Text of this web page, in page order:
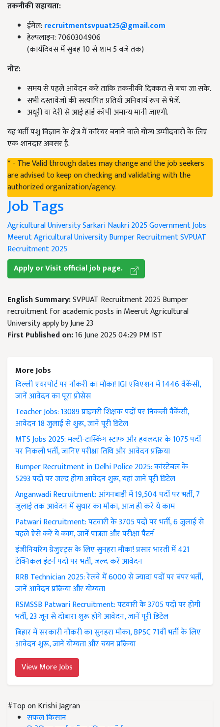
तकनीकी सहायता:
ईमेल: recruitmentsvpuat25@gmail.com
हेल्पलाइन: 7060304906
(कार्यदिवस में सुबह 10 से शाम 5 बजे तक)
नोट:
समय से पहले आवेदन करें ताकि तकनीकी दिक्कत से बचा जा सके.
सभी दस्तावेजों की सत्यापित प्रतियाँ अनिवार्य रूप से भेजें.
अधूरी या देरी से आई हार्ड कॉपी अमान्य मानी जाएगी.
यह भर्ती पशु विज्ञान के क्षेत्र में करियर बनाने वाले योग्य उम्मीदवारों के लिए
एक शानदार अवसर है.
* - The Valid through dates may change and the job seekers
are advised to keep on checking and validating with the
authorized organization/agency.
Job Tags
Agricultural UniversitySarkari Naukri 2025Government Jobs
Meerut Agricultural UniversityBumper RecruitmentSVPUAT
Recruitment 2025
Apply or Visit official job page.
English Summary:SVPUAT Recruitment 2025 Bumper
recruitment for academic posts in Meerut Agricultural
University apply by June 23
First Published on:16 June 2025 04:29 PM IST
More Jobs
दिल्ली एयरपोर्ट पर नौकरी का मौका! IGI एविएशन में 1446 वैकेंसी,
जानें आवेदन का पूरा प्रोसेस
Teacher Jobs: 13089 प्राइमरी शिक्षक पदों पर निकली वैकेंसी,
आवेदन 18 जुलाई से शुरू, जानें पूरी डिटेल
MTS Jobs 2025: मल्टी-टास्किंग स्टाफ और हवलदार के 1075 पदों
पर निकली भर्ती, जानिए परीक्षा तिथि और आवेदन प्रक्रिया
Bumper Recruitment in Delhi Police 2025: कांस्टेबल के
5293 पदों पर जल्द होगा आवेदन शुरू, यहां जानें पूरी डिटेल
Anganwadi Recruitment: आंगनबाड़ी में 19,504 पदों पर भर्ती, 7
जुलाई तक आवेदन में सुधार का मौका, आज ही करें ये काम
Patwari Recruitment: पटवारी के 3705 पदों पर भर्ती, 6 जुलाई से
पहले ऐसे करें ये काम, जानें पात्रता और परीक्षा पैटर्न
इंजीनियरिंग ग्रेजुएट्स के लिए सुनहरा मौका! प्रसार भारती में 421
टेक्निकल इंटर्न पदों पर भर्ती, जल्द करें आवेदन
RRB Technician 2025: रेलवे में 6000 से ज्यादा पदों पर बंपर भर्ती,
जानें आवेदन प्रक्रिया और योग्यता
RSMSSB Patwari Recruitment: पटवारी के 3705 पदों पर होगी
भर्ती, 23 जून से दोबारा शुरू होंगे आवेदन, जानें पूरी डिटेल
बिहार में सरकारी नौकरी का सुनहरा मौका, BPSC 71वीं भर्ती के लिए
आवेदन शुरू, जानें योग्यता और चयन प्रक्रिया
View More Jobs
#Top on Krishi Jagran
सफल किसान